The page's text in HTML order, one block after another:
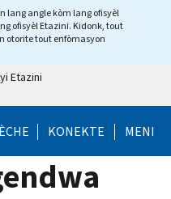
lang angle kòm lang ofisyèl
ofisyèl Etazini. Kidonk, tout
otorite tout enfòmasyon
Etazini
KONEKTE MENI